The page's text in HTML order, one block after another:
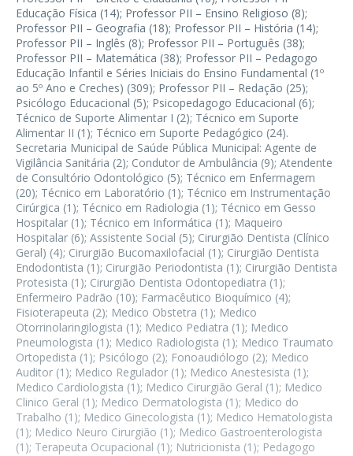
Educação Física (14); Professor PII – Ensino Religioso (8);
Professor PII – Geografia (18); Professor PII – História (14);
Professor PII – Inglês (8); Professor PII – Português (38);
Professor PII – Matemática (38); Professor PII – Pedagogo
Educação Infantil e Séries Iniciais do Ensino Fundamental (1º
ao 5º Ano e Creches) (309); Professor PII – Redação (25);
Psicólogo Educacional (5); Psicopedagogo Educacional (6);
Técnico de Suporte Alimentar I (2); Técnico em Suporte
Alimentar II (1); Técnico em Suporte Pedagógico (24).
Secretaria Municipal de Saúde Pública Municipal: Agente de
Vigilância Sanitária (2); Condutor de Ambulância (9); Atendente
de Consultório Odontológico (5); Técnico em Enfermagem
(20); Técnico em Laboratório (1); Técnico em Instrumentação
Cirúrgica (1); Técnico em Radiologia (1); Técnico em Gesso
Hospitalar (1); Técnico em Informática (1); Maqueiro
Hospitalar (6); Assistente Social (5); Cirurgião Dentista (Clínico
Geral) (4); Cirurgião Bucomaxilofacial (1); Cirurgião Dentista
Endodontista (1); Cirurgião Periodontista (1); Cirurgião Dentista
Protesista (1); Cirurgião Dentista Odontopediatra (1);
Enfermeiro Padrão (10); Farmacêutico Bioquímico (4);
Fisioterapeuta (2); Medico Obstetra (1); Medico
Otorrinolaringilogista (1); Medico Pediatra (1); Medico
Pneumologista (1); Medico Radiologista (1); Medico Traumato
Ortopedista (1); Psicólogo (2); Fonoaudiólogo (2); Medico
Auditor (1); Medico Regulador (1); Medico Anestesista (1);
Medico Cardiologista (1); Medico Cirurgião Geral (1); Medico
Clinico Geral (1); Medico Dermatologista (1); Medico do
Trabalho (1); Medico Ginecologista (1); Medico Hematologista
(1); Medico Neuro Cirurgião (1); Medico Gastroenterologista
(1); Terapeuta Ocupacional (1); Nutricionista (1); Pedagogo